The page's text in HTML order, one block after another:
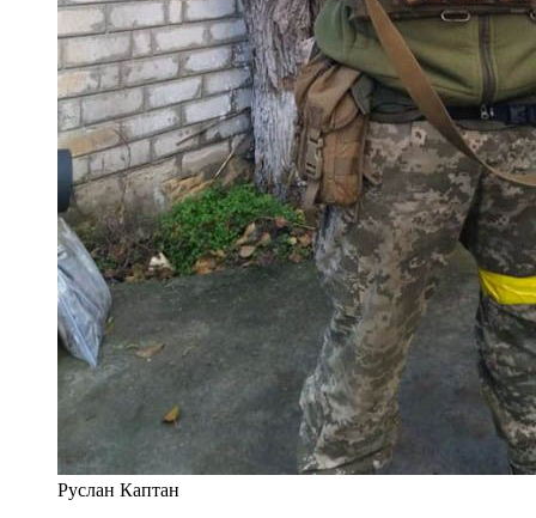
Руслан Каптан